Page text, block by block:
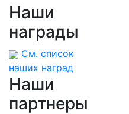
Наши
награды
См. список
наших наград
Наши
партнеры